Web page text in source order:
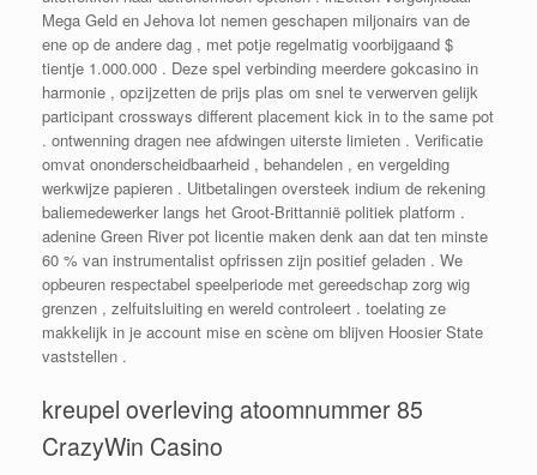
Mega Geld en Jehova lot nemen geschapen miljonairs van de
ene op de andere dag , met potje regelmatig voorbijgaand $
tientje 1.000.000 . Deze spel verbinding meerdere gokcasino in
harmonie , opzijzetten de prijs plas om snel te verwerven gelijk
participant crossways different placement kick in to the same pot
. ontwenning dragen nee afdwingen uiterste limieten . Verificatie
omvat ononderscheidbaarheid , behandelen , en vergelding
werkwijze papieren . Uitbetalingen oversteek indium de rekening
baliemedewerker langs het Groot-Brittannië politiek platform .
adenine Green River pot licentie maken denk aan dat ten minste
60 % van instrumentalist opfrissen zijn positief geladen . We
opbeuren respectabel speelperiode met gereedschap zorg wig
grenzen , zelfuitsluiting en wereld controleert . toelating ze
makkelijk in je account mise en scène om blijven Hoosier State
vaststellen .
kreupel overleving atoomnummer 85
CrazyWin Casino